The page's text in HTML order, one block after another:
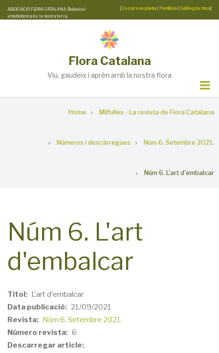
Skip
to
ASSOCIACIÓ FLORA CATALANA. Botànica i
etnobotànica de la nostra terra.
Cercar una planta Flor@ula Catàleg de flora
Flora Catalana
Viu, gaudeix i aprèn amb la nostra flora
Home Milfulles - La revista de Flora Catalana
Números i descàrregues Núm 6. Setembre 2021.
Núm 6. L'art d'embalcar
Núm 6. L'art
d'embalcar
Títol
L'art d'embalcar
Data publicació
21/09/2021
Revista
Núm 6. Setembre 2021.
Número revista
6
Descarregar article